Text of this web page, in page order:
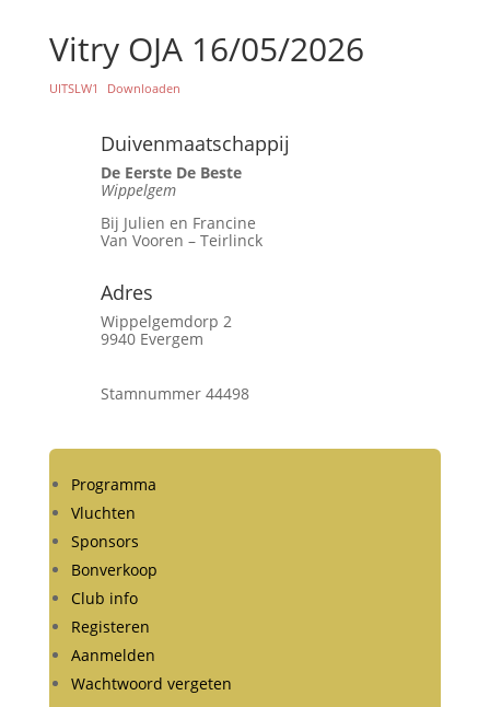
Vitry OJA 16/05/2026
UITSLW1 Downloaden
Duivenmaatschappij
De Eerste De Beste
Wippelgem
Bij Julien en Francine
Van Vooren – Teirlinck
Adres
Wippelgemdorp 2
9940 Evergem
Stamnummer 44498
Programma
Vluchten
Sponsors
Bonverkoop
Club info
Registeren
Aanmelden
Wachtwoord vergeten